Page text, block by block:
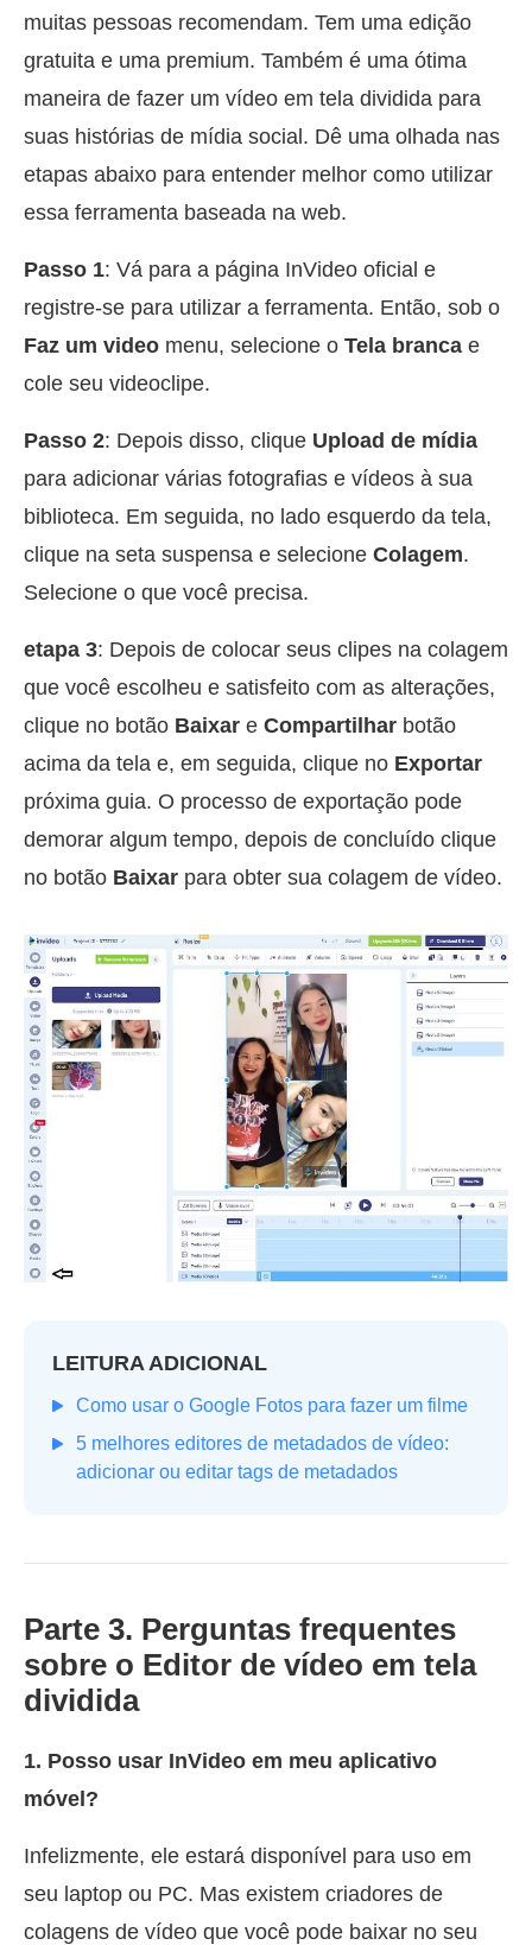
muitas pessoas recomendam. Tem uma edição
gratuita e uma premium. Também é uma ótima
maneira de fazer um vídeo em tela dividida para
suas histórias de mídia social. Dê uma olhada nas
etapas abaixo para entender melhor como utilizar
essa ferramenta baseada na web.
Passo 1: Vá para a página InVideo oficial e
registre-se para utilizar a ferramenta. Então, sob o
Faz um video menu, selecione o Tela branca e
cole seu videoclipe.
Passo 2: Depois disso, clique Upload de mídia
para adicionar várias fotografias e vídeos à sua
biblioteca. Em seguida, no lado esquerdo da tela,
clique na seta suspensa e selecione Colagem.
Selecione o que você precisa.
etapa 3: Depois de colocar seus clipes na colagem
que você escolheu e satisfeito com as alterações,
clique no botão Baixar e Compartilhar botão
acima da tela e, em seguida, clique no Exportar
próxima guia. O processo de exportação pode
demorar algum tempo, depois de concluído clique
no botão Baixar para obter sua colagem de vídeo.
LEITURA ADICIONAL
Como usar o Google Fotos para fazer um filme
5 melhores editores de metadados de vídeo:
adicionar ou editar tags de metadados
Parte 3. Perguntas frequentes
sobre o Editor de vídeo em tela
dividida
1. Posso usar InVideo em meu aplicativo
móvel?
Infelizmente, ele estará disponível para uso em
seu laptop ou PC. Mas existem criadores de
colagens de vídeo que você pode baixar no seu